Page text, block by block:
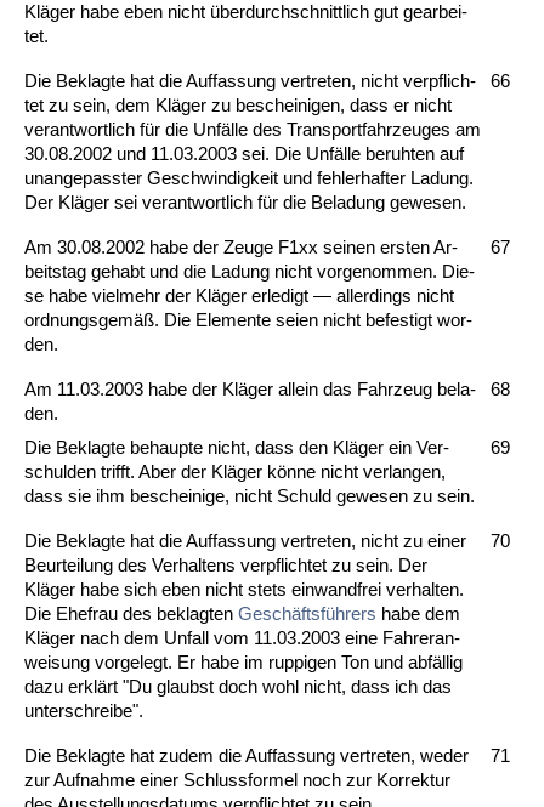
Kläger ha­be eben nicht über­durch­schnitt­lich gut ge­ar­bei­
tet.
Die Be­klag­te hat die Auf­fas­sung ver­tre­ten, nicht ver­pflich­
tet zu sein, dem Kläger zu be­schei­ni­gen, dass er nicht
ver­ant­wort­lich für die Unfälle des Trans­port­fahr­zeu­ges am
30.08.2002 und 11.03.2003 sei. Die Unfälle be­ruh­ten auf
un­an­ge­pass­ter Ge­schwin­dig­keit und feh­ler­haf­ter La­dung.
Der Kläger sei ver­ant­wort­lich für die Be­la­dung ge­we­sen.
66
Am 30.08.2002 ha­be der Zeu­ge F1xx sei­nen ers­ten Ar­
beits­tag ge­habt und die La­dung nicht vor­ge­nom­men. Die­
se ha­be viel­mehr der Kläger er­le­digt — al­ler­dings nicht
ord­nungs­gemäß. Die Ele­men­te sei­en nicht be­fes­tigt wor­
den.
67
Am 11.03.2003 ha­be der Kläger al­lein das Fahr­zeug be­la­
den.
68
Die Be­klag­te be­haup­te nicht, dass den Kläger ein Ver­
schul­den trifft. Aber der Kläger könne nicht ver­lan­gen,
dass sie ihm be­schei­ni­ge, nicht Schuld ge­we­sen zu sein.
69
Die Be­klag­te hat die Auf­fas­sung ver­tre­ten, nicht zu ei­ner
Be­ur­tei­lung des Ver­hal­tens ver­pflich­tet zu sein. Der
Kläger ha­be sich eben nicht stets ein­wand­frei ver­hal­ten.
Die Ehe­frau des be­klag­ten Geschäftsführers ha­be dem
Kläger nach dem Un­fall vom 11.03.2003 ei­ne Fah­rer­an­
wei­sung vor­ge­legt. Er ha­be im rup­pi­gen Ton und abfällig
da­zu erklärt "Du glaubst doch wohl nicht, dass ich das
un­ter­schrei­be".
70
Die Be­klag­te hat zu­dem die Auf­fas­sung ver­tre­ten, we­der
zur Auf­nah­me ei­ner Schluss­for­mel noch zur Kor­rek­tur
71